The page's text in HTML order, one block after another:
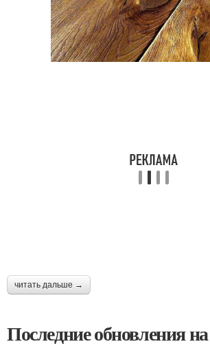
читать дальше →
Последние обновления